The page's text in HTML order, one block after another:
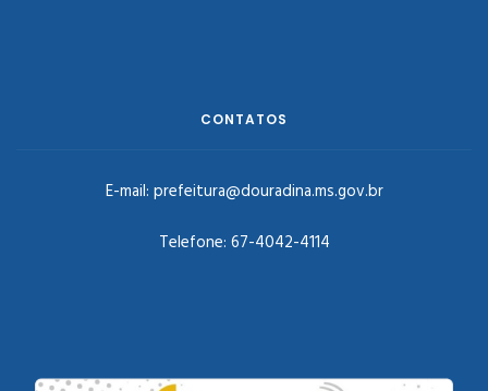
CONTATOS
E-mail: prefeitura@douradina.ms.gov.br
Telefone: 67-4042-4114